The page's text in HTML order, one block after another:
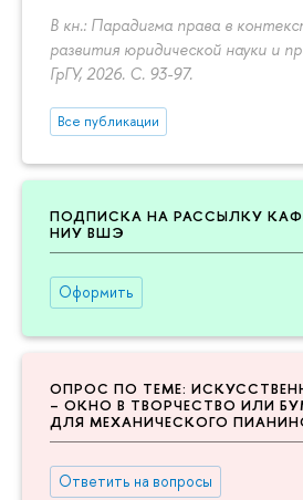
В кн.: Парадигма права в
развития юридической науки и
ГрГУ, 2026. С. 93-97.
Все публикации
ПОДПИСКА НА РАССЫЛКУ
НИУ ВШЭ
Оформить
ОПРОС ПО ТЕМЕ:
– ОКНО В ТВОРЧЕСТВО ИЛИ
ДЛЯ МЕХАНИЧЕСКОГО
Ответить на вопросы